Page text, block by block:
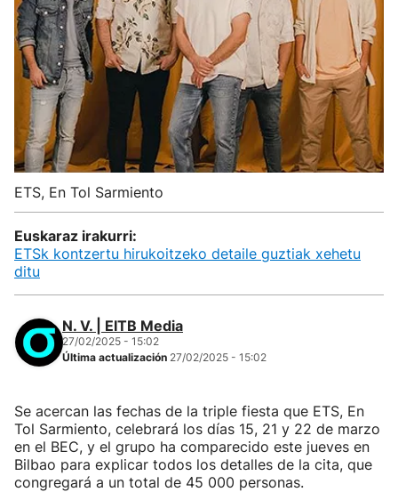
ETS, En Tol Sarmiento
Euskaraz irakurri:
ETSk kontzertu hirukoitzeko detaile guztiak xehetu
ditu
N. V. | EITB Media
27/02/2025 - 15:02
Última actualización 27/02/2025 - 15:02
Se acercan las fechas de la triple fiesta que ETS, En
Tol Sarmiento, celebrará los días 15, 21 y 22 de marzo
en el BEC, y el grupo ha comparecido este jueves en
Bilbao para explicar todos los detalles de la cita, que
congregará a un total de 45 000 personas.